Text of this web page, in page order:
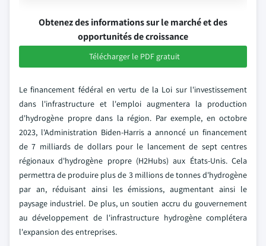
Obtenez des informations sur le marché et des
opportunités de croissance
Télécharger le PDF gratuit
Le financement fédéral en vertu de la Loi sur l'investissement
dans l'infrastructure et l'emploi augmentera la production
d'hydrogène propre dans la région. Par exemple, en octobre
2023, l'Administration Biden-Harris a annoncé un financement
de 7 milliards de dollars pour le lancement de sept centres
régionaux d'hydrogène propre (H2Hubs) aux États-Unis. Cela
permettra de produire plus de 3 millions de tonnes d'hydrogène
par an, réduisant ainsi les émissions, augmentant ainsi le
paysage industriel. De plus, un soutien accru du gouvernement
au développement de l'infrastructure hydrogène complétera
l'expansion des entreprises.